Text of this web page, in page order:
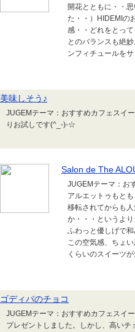
開花とともに・・
た・・）HIDEMIの
感・・どれをとっ
とのバランスも絶
ンフィチュールを
美味しそう♪
JUGEMテーマ：おすすめカフェスイ
りお試しです(^_-)-☆
Salon de The
JUGEMテーマ：お
アルエットゥもと
移転されてからも
か・・・というよ
ふわっと優しげで
この空気感、ちょ
くらいのスイーツ
ゴディバのチョコ
JUGEMテーマ：おすすめカフェスイ
プレゼントしました。しかし、高い